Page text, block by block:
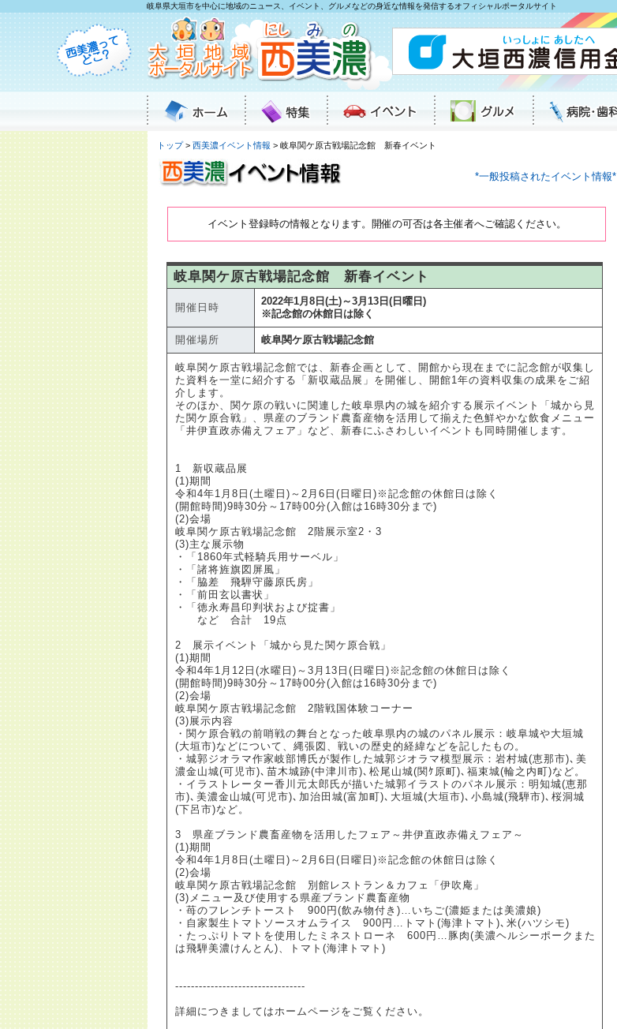
岐阜県大垣市を中心に地域のニュース、イベント、グルメなどの身近な情報を発信するオフィシャルポータルサイト
トップ> 西美濃イベント情報 > 岐阜関ケ原古戦場記念館 新春イベント
*一般投稿されたイベント情報*
イベント登録時の情報となります。開催の可否は各主催者へご確認ください。
岐阜関ケ原古戦場記念館 新春イベント
開催日時
2022年1月8日(土)～3月13日(日曜日)
※記念館の休館日は除く
開催場所 岐阜関ケ原古戦場記念館
岐阜関ケ原古戦場記念館では、新春企画として、開館から現在までに記念館が収集し
た資料を一堂に紹介する「新収蔵品展」を開催し、開館1年の資料収集の成果をご紹
介します。
そのほか、関ケ原の戦いに関連した岐阜県内の城を紹介する展示イベント「城から見
た関ケ原合戦」、県産のブランド農畜産物を活用して揃えた色鮮やかな飲食メニュー
「井伊直政赤備えフェア」など、新春にふさわしいイベントも同時開催します。
1 新収蔵品展
(1)期間
令和4年1月8日(土曜日)～2月6日(日曜日)※記念館の休館日は除く
(開館時間)9時30分～17時00分(入館は16時30分まで)
(2)会場
岐阜関ケ原古戦場記念館 2階展示室2・3
(3)主な展示物
・「1860年式軽騎兵用サーベル」
・「諸将旌旗図屏風」
・「脇差 飛騨守藤原氏房」
・「前田玄以書状」
・「徳永寿昌印判状および掟書」
など 合計 19点
2 展示イベント「城から見た関ケ原合戦」
(1)期間
令和4年1月12日(水曜日)～3月13日(日曜日)※記念館の休館日は除く
(開館時間)9時30分～17時00分(入館は16時30分まで)
(2)会場
岐阜関ケ原古戦場記念館 2階戦国体験コーナー
(3)展示内容
・関ケ原合戦の前哨戦の舞台となった岐阜県内の城のパネル展示：岐阜城や大垣城
(大垣市)などについて、縄張図、戦いの歴史的経緯などを記したもの。
・城郭ジオラマ作家岐部博氏が製作した城郭ジオラマ模型展示：岩村城(恵那市)､美
濃金山城(可児市)､苗木城跡(中津川市)､松尾山城(関ｹ原町)､福束城(輪之内町)など。
・イラストレーター香川元太郎氏が描いた城郭イラストのパネル展示：明知城(恵那
市)､美濃金山城(可児市)､加治田城(富加町)､大垣城(大垣市)､小島城(飛騨市)､桜洞城
(下呂市)など。
3 県産ブランド農畜産物を活用したフェア～井伊直政赤備えフェア～
(1)期間
令和4年1月8日(土曜日)～2月6日(日曜日)※記念館の休館日は除く
(2)会場
岐阜関ケ原古戦場記念館 別館レストラン＆カフェ「伊吹庵」
(3)メニュー及び使用する県産ブランド農畜産物
・苺のフレンチトースト 900円(飲み物付き)…いちご(濃姫または美濃娘)
・自家製生トマトソースオムライス 900円…トマト(海津トマト)､米(ハツシモ)
・たっぷりトマトを使用したミネストローネ 600円…豚肉(美濃ヘルシーポークまた
は飛騨美濃けんとん)、トマト(海津トマト)
---------------------------------
詳細につきましてはホームページをご覧ください。